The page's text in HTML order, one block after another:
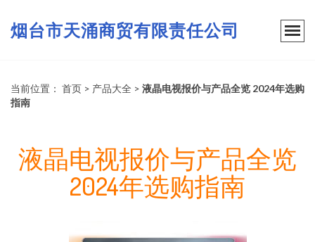
烟台市天涌商贸有限责任公司
当前位置： 首页 > 产品大全 > 液晶电视报价与产品全览 2024年选购
指南
液晶电视报价与产品全览
2024年选购指南